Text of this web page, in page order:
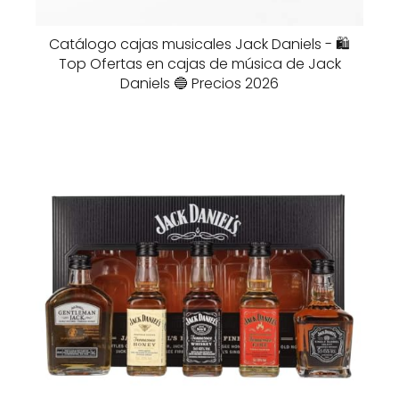
Catálogo cajas musicales Jack Daniels - 🛍️
Top Ofertas en cajas de música de Jack
Daniels 🔵 Precios 2026